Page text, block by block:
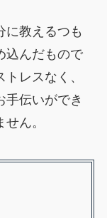
に教えるつも
込んだもので
レスなく、
手伝いができ
ん。